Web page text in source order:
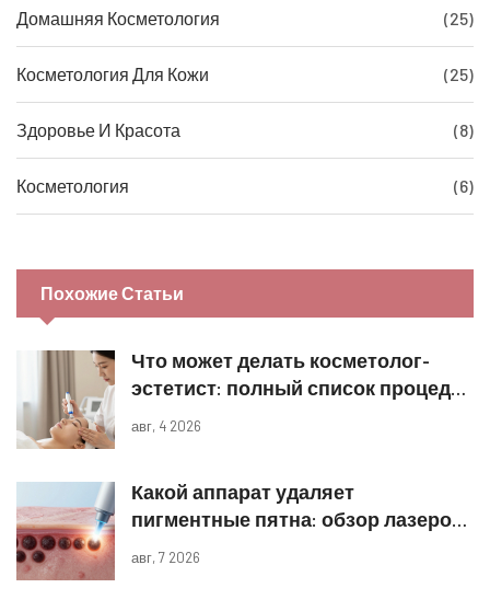
Домашняя Косметология (25)
Косметология Для Кожи (25)
Здоровье И Красота (8)
Косметология (6)
Похожие Статьи
Что может делать косметолог-
эстетист: полный список процедур
и границы компетенций
авг, 4 2026
Какой аппарат удаляет
пигментные пятна: обзор лазеров
и IPL
авг, 7 2026